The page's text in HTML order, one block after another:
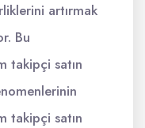
artırmak
Bu
takipçi satın
takipçi satın